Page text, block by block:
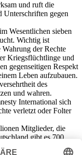
und ruft die
gegen
Wesentlichen sieben
Wichtig ist
der Rechte
Kriegsflüchtlinge und
gegenseitigen Respekt
Leben aufzubauen.
des
und wahren.
International sich
verletzt oder Folter
Mitglieder, die
gibt es 700
Zudem